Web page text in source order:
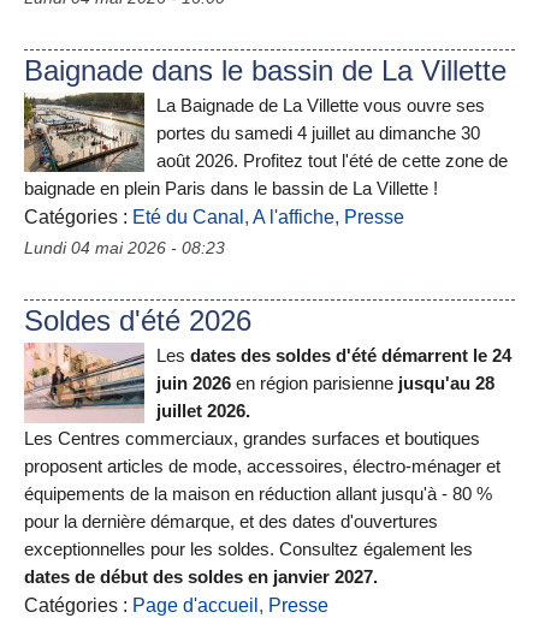
Baignade dans le bassin de La Villette
La Baignade de La Villette vous ouvre ses
portes du samedi 4 juillet au dimanche 30
août 2026. Profitez tout l'été de cette zone de
baignade en plein Paris dans le bassin de La Villette !
Catégories : Eté du Canal , A l'affiche, Presse
Lundi 04 mai 2026 - 08:23
Soldes d'été 2026
Les dates des soldes d'été démarrent le 24
juin 2026 en région parisienne jusqu'au 28
juillet 2026.
Les Centres commerciaux, grandes surfaces et boutiques
proposent articles de mode, accessoires, électro-ménager et
équipements de la maison en réduction allant jusqu'à - 80 %
pour la dernière démarque, et des dates d'ouvertures
exceptionnelles pour les soldes. Consultez également les
dates de début des soldes en janvier 2027.
Catégories : Page d'accueil , Presse